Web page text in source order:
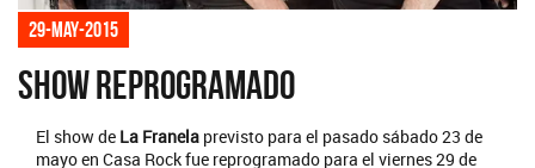
29-may-2015
Show reprogramado
El show de La Franela previsto para el pasado sábado 23 de
mayo en Casa Rock fue reprogramado para el viernes 29 de